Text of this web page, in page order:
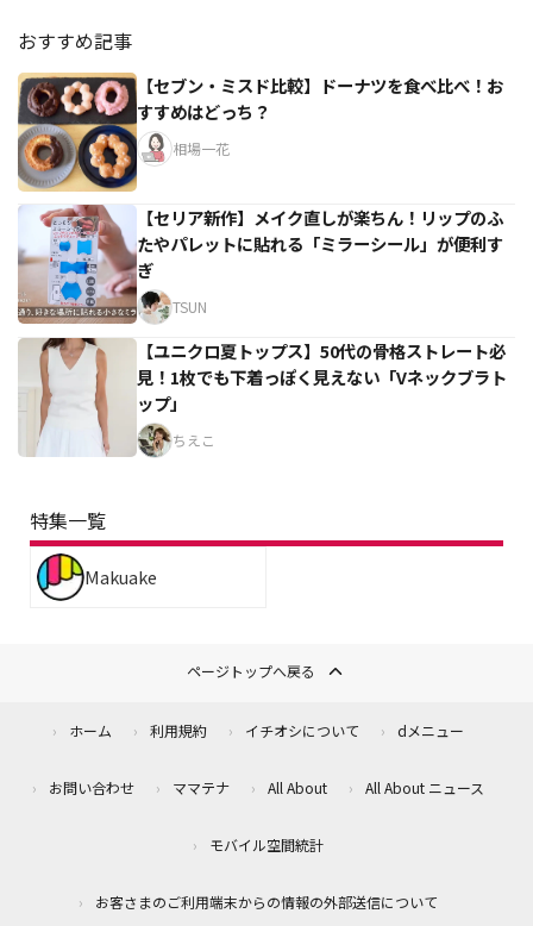
おすすめ記事
【セブン・ミスド比較】ドーナツを食べ比べ！お
すすめはどっち？
相場一花
【セリア新作】メイク直しが楽ちん！リップのふ
たやパレットに貼れる「ミラーシール」が便利す
ぎ
TSUN
【ユニクロ夏トップス】50代の骨格ストレート必
見！1枚でも下着っぽく見えない「Vネックブラト
ップ」
ちえこ
特集一覧
Makuake
ページトップへ戻る
ホーム 利用規約 イチオシについて dメニュー
お問い合わせ ママテナ All About All About ニュース
モバイル空間統計
お客さまのご利用端末からの情報の外部送信について